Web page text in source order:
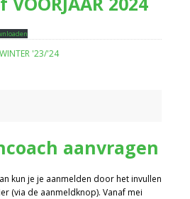
'23/'24
aanvragen
kun je je aanmelden door het invullen
(via de aanmeldknop). Vanaf mei